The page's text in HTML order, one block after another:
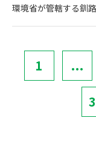
環境省が管轄する釧
1 ...